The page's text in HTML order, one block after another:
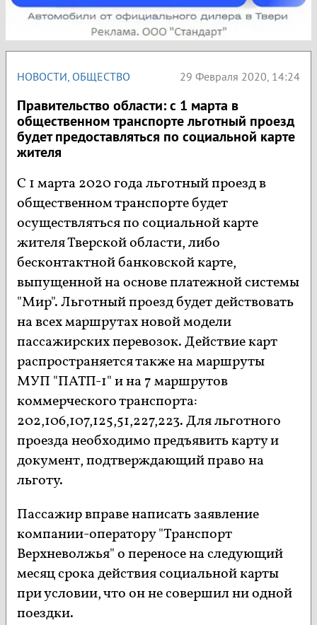
НОВОСТИ, ОБЩЕСТВО 29 Февраля 2020, 14:24
Правительство области: с 1 марта в
общественном транспорте льготный проезд
будет предоставляться по социальной карте
жителя
С 1 марта 2020 года льготный проезд в
общественном транспорте будет
осуществляться по социальной карте
жителя Тверской области, либо
бесконтактной банковской карте,
выпущенной на основе платежной системы
"Мир". Льготный проезд будет действовать
на всех маршрутах новой модели
пассажирских перевозок. Действие карт
распространяется также на маршруты
МУП "ПАТП-1" и на 7 маршрутов
коммерческого транспорта:
202,106,107,125,51,227,223. Для льготного
проезда необходимо предъявить карту и
документ, подтверждающий право на
льготу.
Пассажир вправе написать заявление
компании-оператору "Транспорт
Верхневолжья" о переносе на следующий
месяц срока действия социальной карты
при условии, что он не совершил ни одной
поездки.